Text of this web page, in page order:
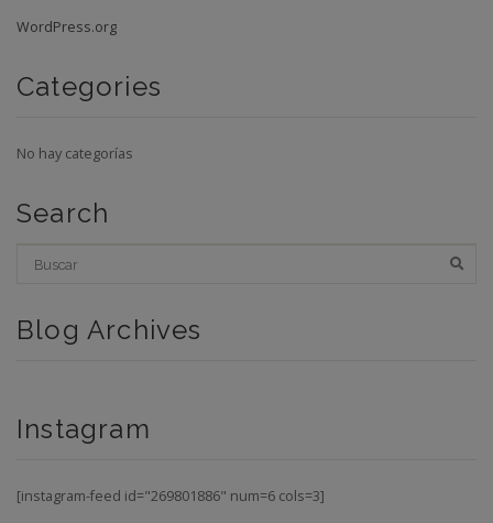
WordPress.org
Categories
No hay categorías
Search
Blog Archives
Instagram
[instagram-feed id="269801886" num=6 cols=3]